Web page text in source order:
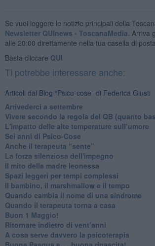
Se vuoi leggere le notizie principali della
Newsletter QUInews - ToscanaMedia. Arriva
alle 20:00 direttamente nella tua casella di posta.
Basta cliccare QUI
Ti potrebbe interessare anche:
Articoli dal Blog “Psico-cose” di Federica Giusti
​Arrivederci a settembre
​Vivere secondo la regola del QB (quanto
​L'impatto delle alte temperature sull’umore
Sei anni di Psico-Cose
​Anche il terapeuta “sente”
​La forza silenziosa dell'impegno
​Il mito della madre leonessa
Spazi leggeri per tempi complessi
Il bambino, il marshmallow e il tempo
​Quando cambia il nome di una sindrome
​Quando il terapeuta torna a casa
​Buon 1 Maggio!
Ritornare indietro di vent’anni
​A cosa serve davvero la psicoterapia